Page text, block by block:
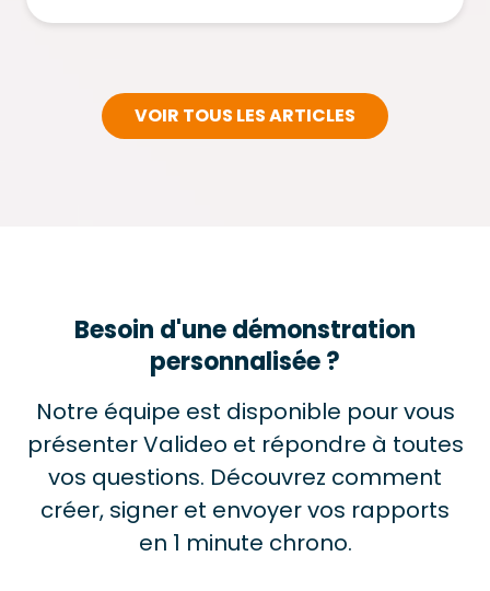
VOIR TOUS LES ARTICLES
Besoin d'une démonstration
personnalisée ?
Notre équipe est disponible pour vous
présenter Valideo et répondre à toutes
vos questions. Découvrez comment
créer, signer et envoyer vos rapports
en 1 minute chrono.